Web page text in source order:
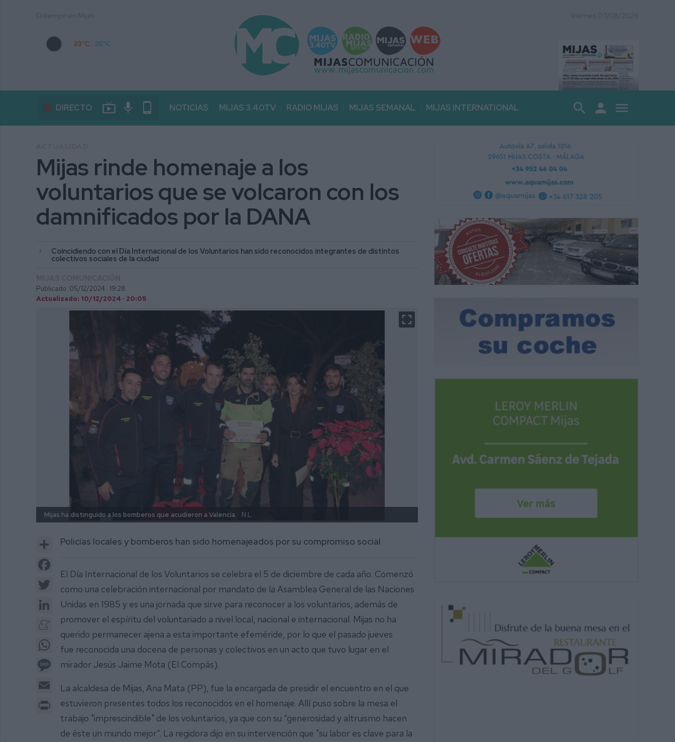
23°C 20°C
DIRECTO live_tv mic phone_android NOTICIAS MIJAS 3.40TV RADIO MIJAS MIJAS SEMANAL MIJAS INTERNATIONAL search person menu
Mijas rinde homenaje a los
voluntarios que se volcaron con los
damnificados por la DANA
Coincidiendo con el Día Internacional de los Voluntarios han sido reconocidos integrantes de distintos
colectivos sociales de la ciudad
Publicado: 05/12/2024 · 19:28
Actualizado: 10/12/2024 · 20:05
Mijas ha distinguido a los bomberos que acudieron a Valencia. N.L.
Share
Twitter
LinkedIn
Meneame
WhatsApp
Message
Print
Policías locales y bomberos han sido homenajeados por su compromiso social
El Día Internacional de los Voluntarios se celebra el 5 de diciembre de cada año. Comenzó
como una celebración internacional por mandato de la Asamblea General de las Naciones
Unidas en 1985 y es una jornada que sirve para reconocer a los voluntarios, además de
promover el espíritu del voluntariado a nivel local, nacional e internacional. Mijas no ha
querido permanecer ajena a esta importante efeméride, por lo que el pasado jueves
fue reconocida una docena de personas y colectivos en un acto que tuvo lugar en el
mirador Jesús Jaime Mota (El Compás).
La alcaldesa de Mijas, Ana Mata (PP), fue la encargada de presidir el encuentro en el que
estuvieron presentes todos los reconocidos en el homenaje. Allí puso sobre la mesa el
trabajo "imprescindible" de los voluntarios, ya que con su “generosidad y altruismo hacen
de éste un mundo mejor”. La regidora dijo en su intervención que "su labor es clave para la